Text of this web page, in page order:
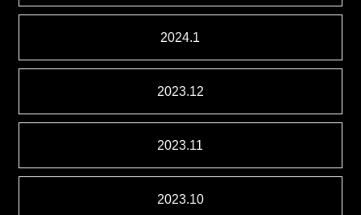
2024.1
2023.12
2023.11
2023.10